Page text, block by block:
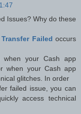
Issues? Why do these
Failed occurs
your Cash app
when your Cash app
glitches. In order
failed issue, you can
access technical